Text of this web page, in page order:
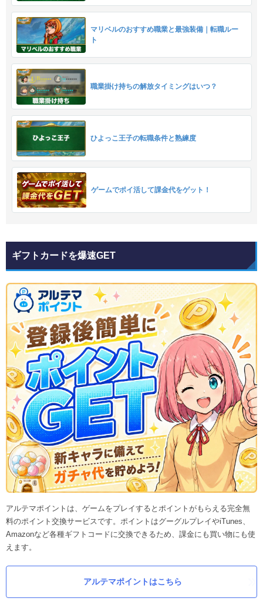
マリベルのおすすめ職業と最強装備｜転職ルー
ト
職業掛け持ちの解放タイミングはいつ？
ひよっこ王子の転職条件と熟練度
ゲームでポイ活して課金代をゲット！
ギフトカードを爆速GET
アルテマポイントは、ゲームをプレイするとポイントがもらえる完全無
料のポイント交換サービスです。ポイントはグーグルプレイやiTunes、
Amazonなど各種ギフトコードに交換できるため、課金にも買い物にも使
えます。
アルテマポイントはこちら